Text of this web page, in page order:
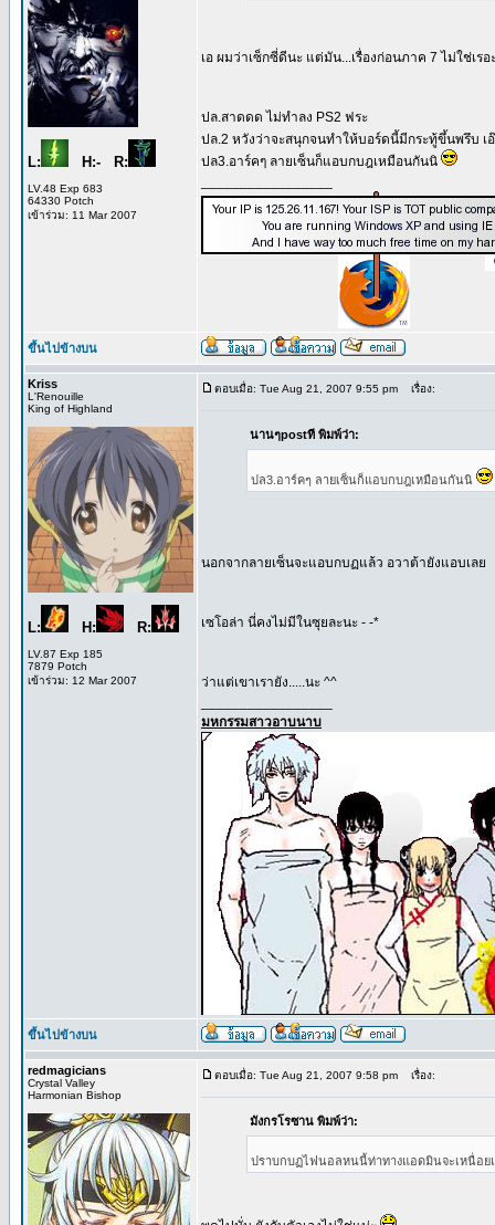
L: H:- R:
LV.48 Exp 683
64330 Potch
เข้าร่วม: 11 Mar 2007
เอ ผมว่าเซ็กซี่ดีนะ แต่มัน...เรื่องก่อนภาค 7 ไม่ใช่เร
ปล.สาดดด ไม่ทำลง PS2 ฟระ
ปล.2 หวังว่าจะสนุกจนทำให้บอร์ดนี้มีกระทู้ขึ้นพรึบ เ
ปล3.อาร์คๆ ลายเซ็นก็แอบกบฎเหมือนกันนิ
ขึ้นไปข้างบน
Kriss
L'Renouille
King of Highland
L: H: R:
LV.87 Exp 185
7879 Potch
เข้าร่วม: 12 Mar 2007
ตอบเมื่อ: Tue Aug 21, 2007 9:55 pm เรื่อง:
นานๆpostที พิมพ์ว่า:
ปล3.อาร์คๆ ลายเซ็นก็แอบกบฎเหมือนกันนิ
นอกจากลายเซ็นจะแอบกบฏแล้ว อวาต้ายังแอบเลย
เซโอล่า นี่คงไม่มีในซุยละนะ - -*
ว่าแต่เขาเรายัง.....นะ ^^
มหกรรมสาวอาบนาบ
ขึ้นไปข้างบน
redmagicians
Crystal Valley
Harmonian Bishop
ตอบเมื่อ: Tue Aug 21, 2007 9:58 pm เรื่อง:
มังกรโรซาน พิมพ์ว่า:
ปราบกบฏไฟนอลหนนี้ท่าทางแอดมินจะเหนื่อย